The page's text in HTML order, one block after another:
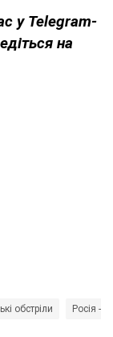
у Telegram-
на
обстріли Росія -